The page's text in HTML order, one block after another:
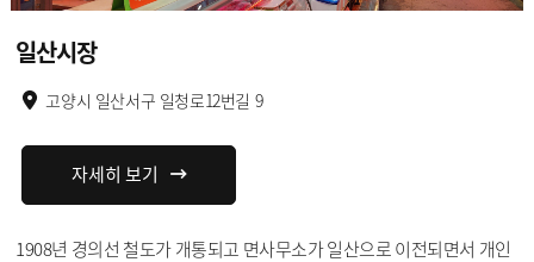
일산시장
고양시 일산서구 일청로12번길 9
자세히 보기
1908년 경의선 철도가 개통되고 면사무소가 일산으로 이전되면서 개인